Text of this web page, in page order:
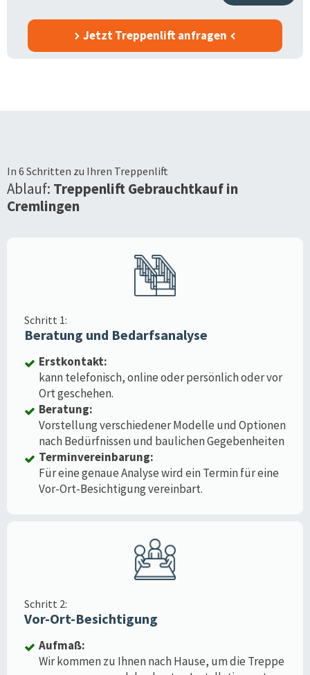
Jetzt Treppenlift anfragen
In 6 Schritten zu Ihren Treppenlift
Ablauf: Treppenlift Gebrauchtkauf in
Cremlingen
Schritt 1:
Beratung und Bedarfsanalyse
Erstkontakt:
kann telefonisch, online oder persönlich oder vor
Ort geschehen.
Beratung:
Vorstellung verschiedener Modelle und Optionen
nach Bedürfnissen und baulichen Gegebenheiten
Terminvereinbarung:
Für eine genaue Analyse wird ein Termin für eine
Vor-Ort-Besichtigung vereinbart.
Schritt 2:
Vor-Ort-Besichtigung
Aufmaß:
Wir kommen zu Ihnen nach Hause, um die Treppe